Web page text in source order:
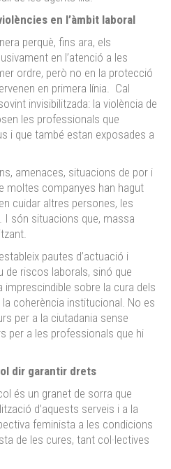
en l’àmbit laboral
perquè, fins ara, els
en l’atenció a les
ordre, però no en la protecció
en primera línia. Cal
invisibilitzada: la violència de
les professionals que
i que també estan exposades a
amenaces, situacions de por i
moltes companyes han hagut
cuidar altres persones, les
I són situacions que, massa
pautes d’actuació i
de riscos laborals, sinó que
sobre la cura dels
coherència institucional. No es
per a la ciutadania sense
per a les professionals que hi
dir garantir drets
és un granet de sorra que
d’aquests serveis i a la
feminista a les condicions
de les cures, tant col·lectives